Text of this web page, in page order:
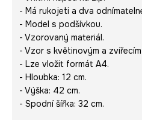
- Má rukojeti a dva
- Model s podšívkou.
- Vzorovaný materiál.
- Vzor s květinovým a
- Lze vložit formát A4.
- Hloubka: 12 cm.
- Výška: 42 cm.
- Spodní šířka: 32 cm.